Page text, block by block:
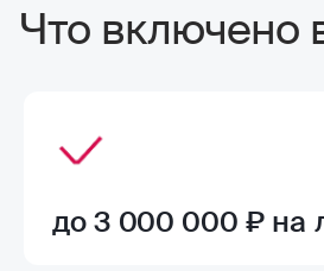
Что включено
до 3 000 000 ₽ на